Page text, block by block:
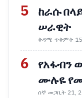
5
ከራሱ
ሠራዊት
ቅዳሜ ጥቅምት
6
የአፋብን
ሙሉዬ
ሰኞ መጋቢት 21,